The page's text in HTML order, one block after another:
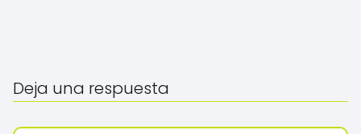
Deja una respuesta